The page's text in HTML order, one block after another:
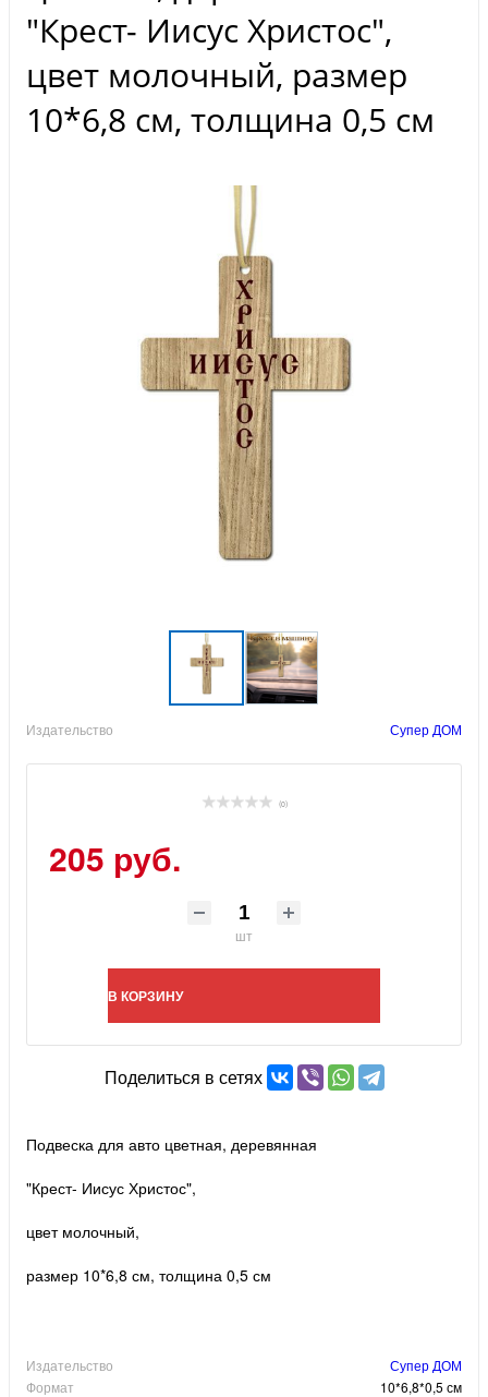
"Крест- Иисус Христос",
цвет молочный, размер
10*6,8 см, толщина 0,5 см
Издательство Супер ДОМ
(0)
205 руб.
шт
В КОРЗИНУ
Поделиться в сетях
Подвеска для авто цветная, деревянная
"Крест- Иисус Христос",
цвет молочный,
размер 10*6,8 см, толщина 0,5 см
Издательство
Супер ДОМ
Формат
10*6,8*0,5 см